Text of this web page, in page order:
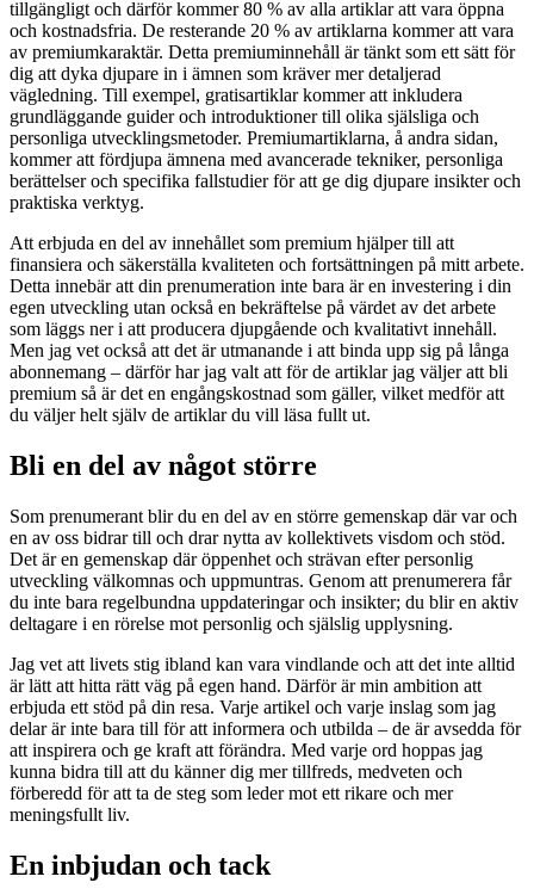
tillgängligt och därför kommer 80 % av alla artiklar att vara öppna
och kostnadsfria. De resterande 20 % av artiklarna kommer att vara
av premiumkaraktär. Detta premiuminnehåll är tänkt som ett sätt för
dig att dyka djupare in i ämnen som kräver mer detaljerad
vägledning. Till exempel, gratisartiklar kommer att inkludera
grundläggande guider och introduktioner till olika själsliga och
personliga utvecklingsmetoder. Premiumartiklarna, å andra sidan,
kommer att fördjupa ämnena med avancerade tekniker, personliga
berättelser och specifika fallstudier för att ge dig djupare insikter och
praktiska verktyg.
Att erbjuda en del av innehållet som premium hjälper till att
finansiera och säkerställa kvaliteten och fortsättningen på mitt arbete.
Detta innebär att din prenumeration inte bara är en investering i din
egen utveckling utan också en bekräftelse på värdet av det arbete
som läggs ner i att producera djupgående och kvalitativt innehåll.
Men jag vet också att det är utmanande i att binda upp sig på långa
abonnemang – därför har jag valt att för de artiklar jag väljer att bli
premium så är det en engångskostnad som gäller, vilket medför att
du väljer helt själv de artiklar du vill läsa fullt ut.
Bli en del av något större
Som prenumerant blir du en del av en större gemenskap där var och
en av oss bidrar till och drar nytta av kollektivets visdom och stöd.
Det är en gemenskap där öppenhet och strävan efter personlig
utveckling välkomnas och uppmuntras. Genom att prenumerera får
du inte bara regelbundna uppdateringar och insikter; du blir en aktiv
deltagare i en rörelse mot personlig och själslig upplysning.
Jag vet att livets stig ibland kan vara vindlande och att det inte alltid
är lätt att hitta rätt väg på egen hand. Därför är min ambition att
erbjuda ett stöd på din resa. Varje artikel och varje inslag som jag
delar är inte bara till för att informera och utbilda – de är avsedda för
att inspirera och ge kraft att förändra. Med varje ord hoppas jag
kunna bidra till att du känner dig mer tillfreds, medveten och
förberedd för att ta de steg som leder mot ett rikare och mer
meningsfullt liv.
En inbjudan och tack